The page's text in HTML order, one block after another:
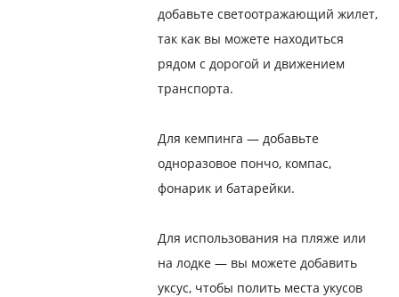
добавьте светоотражающий жилет,
так как вы можете находиться
рядом с дорогой и движением
транспорта.
Для кемпинга — добавьте
одноразовое пончо, компас,
фонарик и батарейки.
Для использования на пляже или
на лодке — вы можете добавить
уксус, чтобы полить места укусов